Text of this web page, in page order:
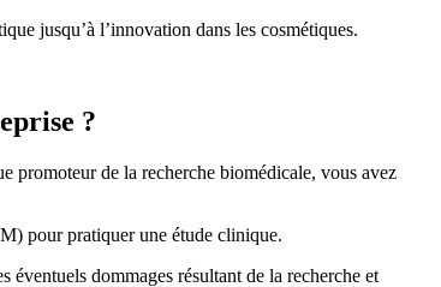
jusqu’à l’innovation dans les cosmétiques.
?
promoteur de la recherche biomédicale, vous avez
pour pratiquer une étude clinique.
éventuels dommages résultant de la recherche et